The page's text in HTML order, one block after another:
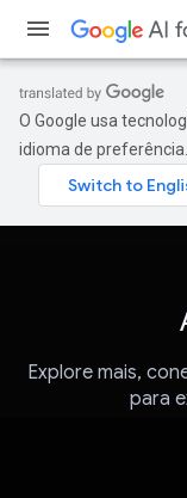
O Google usa
idioma de
Explore mais,
para